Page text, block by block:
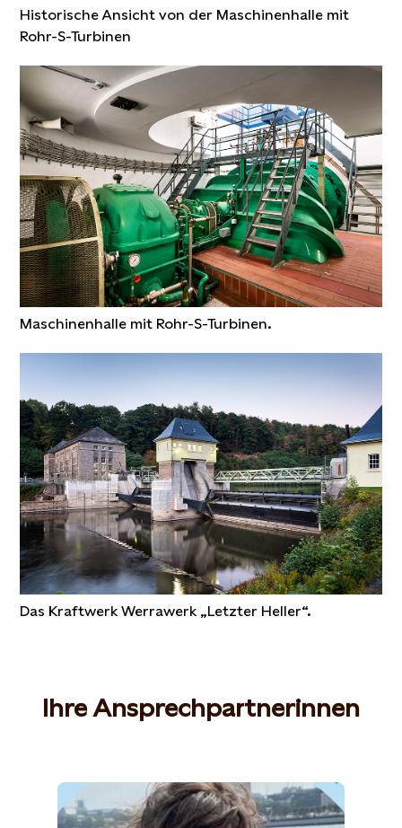
Historische Ansicht von der Maschinenhalle mit
Rohr-S-Turbinen
Maschinenhalle mit Rohr-S-Turbinen.
Das Kraftwerk Werrawerk „Letzter Heller“.
Ihre Ansprechpartnerinnen